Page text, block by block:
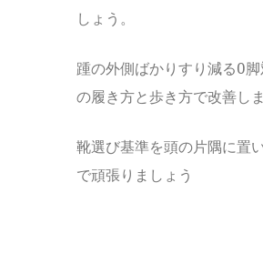
しょう。
踵の外側ばかりすり減るO
の履き方と歩き方で改善し
靴選び基準を頭の片隅に置
で頑張りましょう